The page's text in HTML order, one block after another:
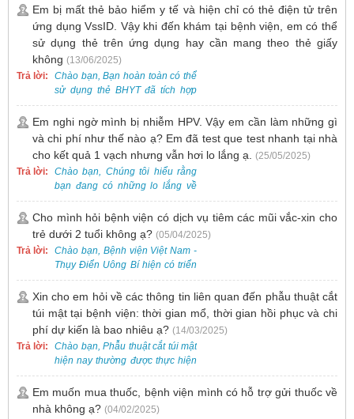
lòng đặt lịch trước để được sắp
xếp thời gian phù hợp.
Em bị mất thẻ bảo hiểm y tế và hiện chỉ có thẻ điện tử trên
ứng dụng VssID. Vậy khi đến khám tại bệnh viện, em có thể
sử dụng thẻ trên ứng dụng hay cần mang theo thẻ giấy
không (13/06/2025)
Trả lời:
Chào bạn, Bạn hoàn toàn có thể
sử dụng thẻ BHYT đã tích hợp
trên ứng dụng VssID khi đến
khám và không cần mang theo
thẻ giấy.
Em nghi ngờ mình bị nhiễm HPV. Vậy em cần làm những gì
và chi phí như thế nào ạ? Em đã test que test nhanh tại nhà
cho kết quả 1 vạch nhưng vẫn hơi lo lắng ạ. (25/05/2025)
Trả lời:
Chào bạn, Chúng tôi hiểu rằng
bạn đang có những lo lắng về
nguy cơ nhiễm HPV. Tại Bệnh
viện Việt Nam - Thụy Điển Uông
Bí, chúng tôi cung cấp các dịch
vụ thăm khám và xét nghiệm
chuyên sâu để phát hiện sớm
HPV và tầm soát ung thư cổ tử
Cho mình hỏi bệnh viện có dịch vụ tiêm các mũi vắc-xin cho
trẻ dưới 2 tuổi không ạ? (05/04/2025)
Trả lời:
Chào bạn, Bệnh viện Việt Nam -
Thụy Điển Uông Bí hiện có triển
khai dịch vụ tiêm vắc-xin cho trẻ
dưới 2 tuổi.
Xin cho em hỏi về các thông tin liên quan đến phẫu thuật cắt
túi mật tại bệnh viện: thời gian mổ, thời gian hồi phục và chi
phí dự kiến là bao nhiêu ạ? (14/03/2025)
Trả lời:
Chào bạn, Phẫu thuật cắt túi mật
hiện nay thường được thực hiện
bằng phương pháp nội soi, đây
là một kỹ thuật ít xâm lấn, an toàn
và phổ biến.
Em muốn mua thuốc, bệnh viện mình có hỗ trợ gửi thuốc về
nhà không ạ? (04/02/2025)